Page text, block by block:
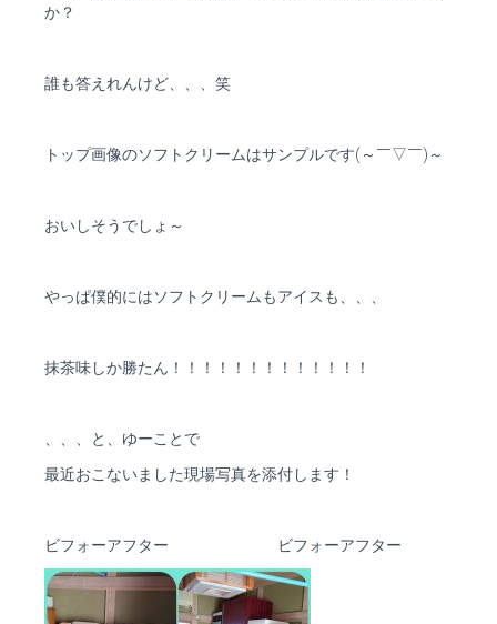
か？
誰も答えれんけど、、、笑
トップ画像のソフトクリームはサンプルです(～￣▽￣)～
おいしそうでしょ～
やっぱ僕的にはソフトクリームもアイスも、、、
抹茶味しか勝たん！！！！！！！！！！！！！
、、、と、ゆーことで
最近おこないました現場写真を添付します！
ビフォーアフター ビフォーアフター